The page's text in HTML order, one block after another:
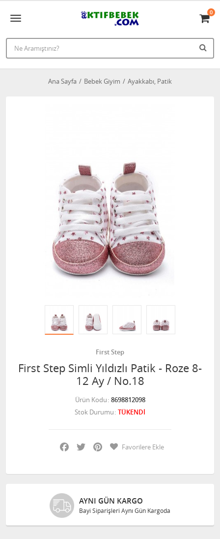
0
Ana Sayfa Bebek Giyim Ayakkabı, Patik
First Step
First Step Simli Yıldızlı Patik - Roze 8-
12 Ay / No.18
Ürün Kodu 8698812098
Stok Durumu TÜKENDİ
Facebook
Twitter PinterestFavorilere Ekle
AYNI GÜN KARGO
Bayi Siparişleri Aynı Gün Kargoda